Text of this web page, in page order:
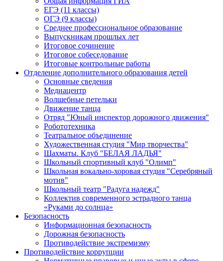
ЕГЭ (11 классы)
ОГЭ (9 классы)
Среднее профессиональное образование
Выпускникам прошлых лет
Итоговое сочинение
Итоговое собеседование
Итоговые контрольные работы
Отделение дополнительного образования детей
Основные сведения
Медиацентр
Волшебные петельки
Движение танца
Отряд "Юный инспектор дорожного движения"
Робототехника
Театральное объединение
Художественная студия "Мир творчества"
Шахматы. Клуб "БЕЛАЯ ЛАДЬЯ"
Школьный спортивный клуб "Олимп"
Школьная вокально-хоровая студия "Серебряный
мотив"
Школьный театр "Радуга надежд"
Коллектив современного эстрадного танца
«Руками до солнца»
Безопасность
Информационная безопасность
Дорожная безопасность
Противодействие экстремизму
Противодействие коррупции